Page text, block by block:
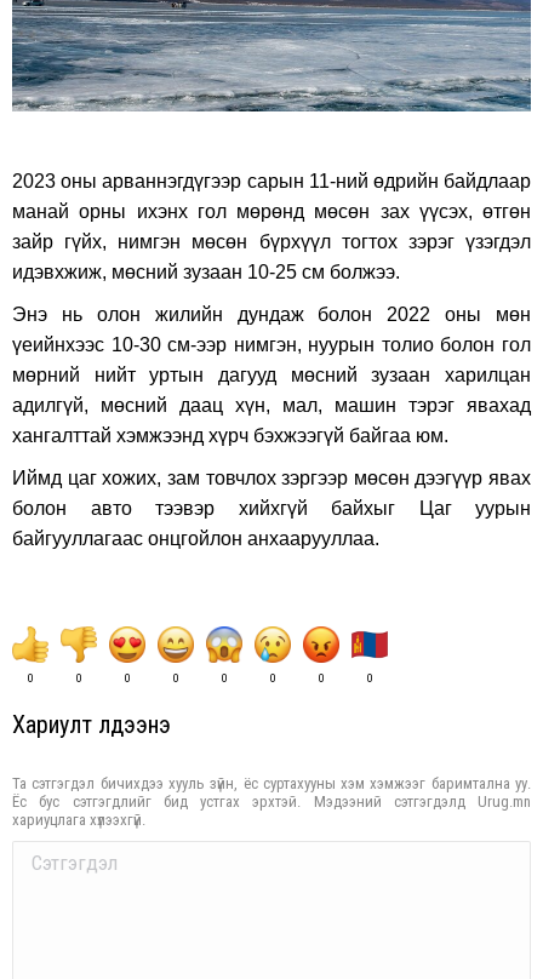
2023 оны арваннэгдүгээр сарын 11-ний өдрийн байдлаар
манай орны ихэнх гол мөрөнд мөсөн зах үүсэх, өтгөн
зайр гүйх, нимгэн мөсөн бүрхүүл тогтох зэрэг үзэгдэл
идэвхжиж, мөсний зузаан 10-25 см болжээ.
Энэ нь олон жилийн дундаж болон 2022 оны мөн
үеийнхээс 10-30 см-ээр нимгэн, нуурын толио болон гол
мөрний нийт уртын дагууд мөсний зузаан харилцан
адилгүй, мөсний даац хүн, мал, машин тэрэг явахад
хангалттай хэмжээнд хүрч бэхжээгүй байгаа юм.
Иймд цаг хожих, зам товчлох зэргээр мөсөн дээгүүр явах
болон авто тээвэр хийхгүй байхыг Цаг уурын
байгууллагаас онцгойлон анхаарууллаа.
0 0 0 0 0 0 0 0
Хариулт үлдээнэ үү
Та сэтгэгдэл бичихдээ хууль зүйн, ёс суртахууны хэм хэмжээг баримтална уу.
Ёс бус сэтгэгдлийг бид устгах эрхтэй. Мэдээний сэтгэгдэлд Urug.mn
хариуцлага хүлээхгүй.
Comment